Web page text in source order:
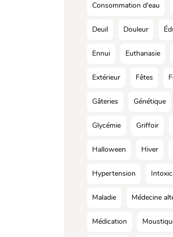
Consommation d'eau
Deuil Douleur
Ennui Euthanasie
Extérieur Fêtes
Gâteries Génétique
Glycémie Griffoir
Halloween Hiver
Hypertension
Maladie Médecine
Médication